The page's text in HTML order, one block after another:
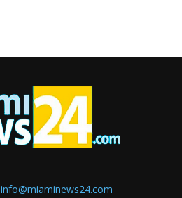
info@miaminews24.com